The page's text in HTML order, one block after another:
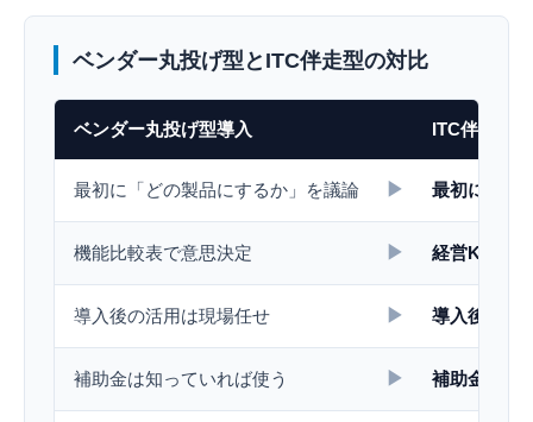
ベンダー丸投げ型とITC伴走型の対比
ベンダー丸投げ型導入 ITC伴走型
最初に「どの製品にするか」を議論 ▶ 最初に「自
機能比較表で意思決定 ▶ 経営KPIの
導入後の活用は現場任せ ▶ 導入後の伴
補助金は知っていれば使う ▶ 補助金活用